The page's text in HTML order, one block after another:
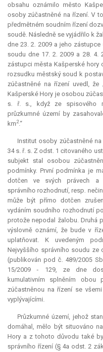
obsahu oznámilo město
osoby zúčastněné na řízení. V
předmětném soudním řízení
soudě. Následně se vyjádřilo k
dne 23. 2. 2009 a jeho
soudu dne 17. 2. 2009 a 28. 4.
zástupci města Kašperské hory
rozsudku městský soud k
zúčastněné na řízení uvedl,
Kašperské Hory je osobou
s. ř. s., když ze spisového
průzkumné území by
km2.“
Institut osoby zúčastněné
34 s. ř. s. Z odst. 1 citovaného
subjekt stal osobou
podmínky. První podmínka je
dotčen ve svých právech a
správního rozhodnutí, resp.
může být přímo dotčen
vydáním soudního rozhodnutí
protože nepodal žalobu. Druhá
výslovně oznámí, že bude v
uplatňovat. K uvedeným
Nejvyššího správního soudu ze
(publikován pod č. 489/2005
15/2009 - 129, ze dne
kumulativním splněním
zúčastněnou na řízení se
vyplývajícími.
Průzkumné území, jehož
domáhal, mělo být situováno
Hory a z tohoto důvodu také
správního řízení (§ 4a odst. 2